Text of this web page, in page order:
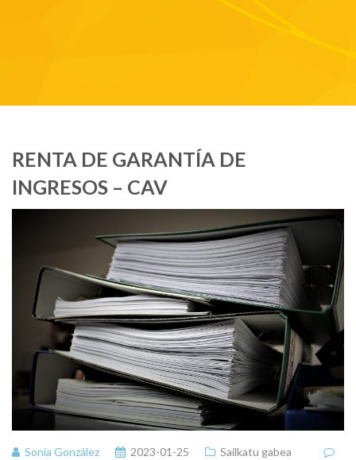
RENTA DE GARANTÍA DE
INGRESOS – CAV
Sonia González 2023-01-25
Sailkatu gabea